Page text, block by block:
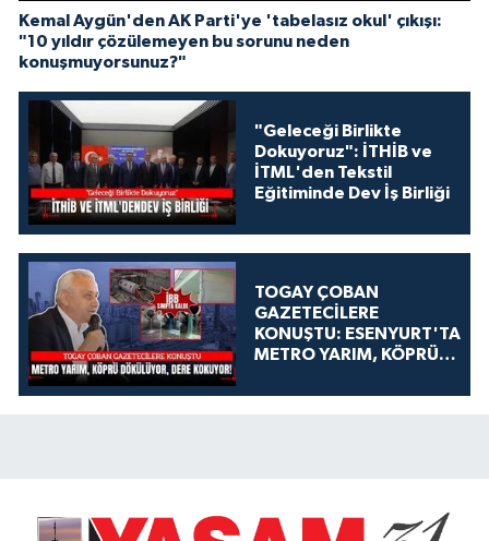
Kemal Aygün'den AK Parti'ye 'tabelasız okul' çıkışı:
"10 yıldır çözülemeyen bu sorunu neden
konuşmuyorsunuz?"
"Geleceği Birlikte
Dokuyoruz": İTHİB ve
İTML'den Tekstil
Eğitiminde Dev İş Birliği
TOGAY ÇOBAN
GAZETECİLERE
KONUŞTU: ESENYURT'TA
METRO YARIM, KÖPRÜ
KOKUYOR!